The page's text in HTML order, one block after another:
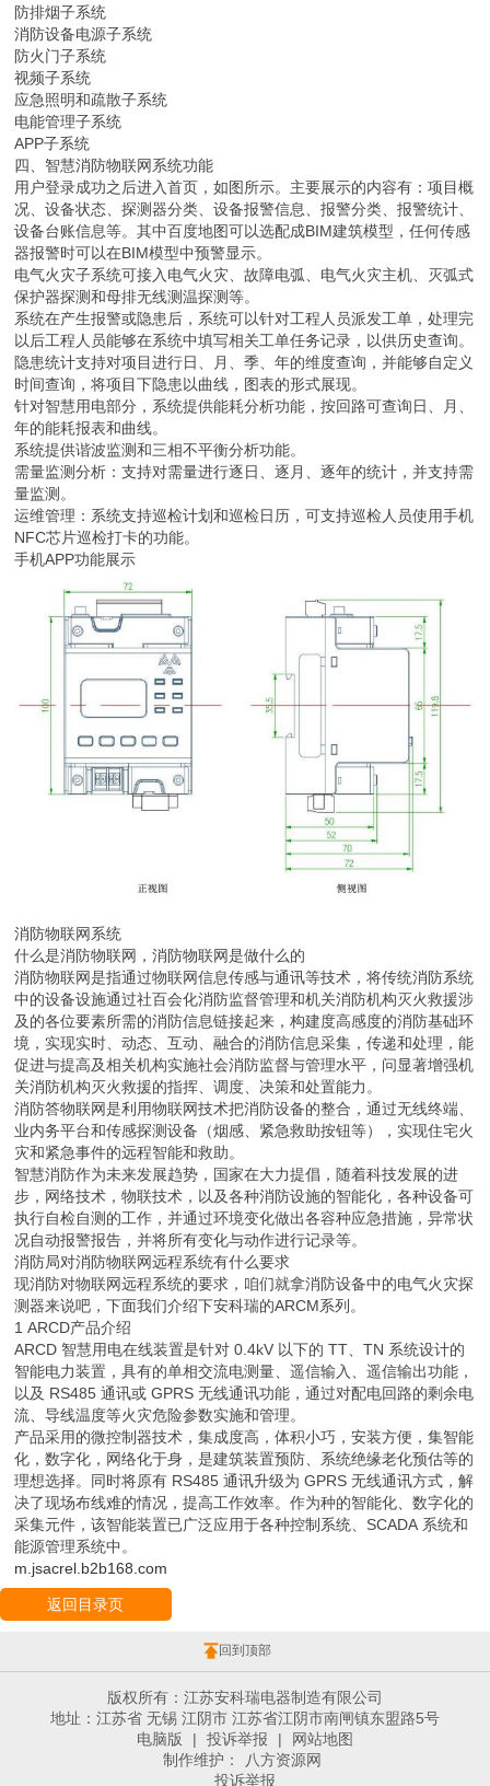
防排烟子系统
消防设备电源子系统
防火门子系统
视频子系统
应急照明和疏散子系统
电能管理子系统
APP子系统
四、智慧消防物联网系统功能
用户登录成功之后进入首页，如图所示。主要展示的内容有：项目概
况、设备状态、探测器分类、设备报警信息、报警分类、报警统计、
设备台账信息等。其中百度地图可以选配成BIM建筑模型，任何传感
器报警时可以在BIM模型中预警显示。
电气火灾子系统可接入电气火灾、故障电弧、电气火灾主机、灭弧式
保护器探测和母排无线测温探测等。
系统在产生报警或隐患后，系统可以针对工程人员派发工单，处理完
以后工程人员能够在系统中填写相关工单任务记录，以供历史查询。
隐患统计支持对项目进行日、月、季、年的维度查询，并能够自定义
时间查询，将项目下隐患以曲线，图表的形式展现。
针对智慧用电部分，系统提供能耗分析功能，按回路可查询日、月、
年的能耗报表和曲线。
系统提供谐波监测和三相不平衡分析功能。
需量监测分析：支持对需量进行逐日、逐月、逐年的统计，并支持需
量监测。
运维管理：系统支持巡检计划和巡检日历，可支持巡检人员使用手机
NFC芯片巡检打卡的功能。
手机APP功能展示
消防物联网系统
什么是消防物联网，消防物联网是做什么的
消防物联网是指通过物联网信息传感与通讯等技术，将传统消防系统
中的设备设施通过社百会化消防监督管理和机关消防机构灭火救援涉
及的各位要素所需的消防信息链接起来，构建度高感度的消防基础环
境，实现实时、动态、互动、融合的消防信息采集，传递和处理，能
促进与提高及相关机构实施社会消防监督与管理水平，问显著增强机
关消防机构灭火救援的指挥、调度、决策和处置能力。
消防答物联网是利用物联网技术把消防设备的整合，通过无线终端、
业内务平台和传感探测设备（烟感、紧急救助按钮等），实现住宅火
灾和紧急事件的远程智能和救助。
智慧消防作为未来发展趋势，国家在大力提倡，随着科技发展的进
步，网络技术，物联技术，以及各种消防设施的智能化，各种设备可
执行自检自测的工作，并通过环境变化做出各容种应急措施，异常状
况自动报警报告，并将所有变化与动作进行记录等。
消防局对消防物联网远程系统有什么要求
现消防对物联网远程系统的要求，咱们就拿消防设备中的电气火灾探
测器来说吧，下面我们介绍下安科瑞的ARCM系列。
1 ARCD产品介绍
ARCD 智慧用电在线装置是针对 0.4kV 以下的 TT、TN 系统设计的
智能电力装置，具有的单相交流电测量、遥信输入、遥信输出功能，
以及 RS485 通讯或 GPRS 无线通讯功能，通过对配电回路的剩余电
流、导线温度等火灾危险参数实施和管理。
产品采用的微控制器技术，集成度高，体积小巧，安装方便，集智能
化，数字化，网络化于身，是建筑装置预防、系统绝缘老化预估等的
理想选择。同时将原有 RS485 通讯升级为 GPRS 无线通讯方式，解
决了现场布线难的情况，提高工作效率。作为种的智能化、数字化的
采集元件，该智能装置已广泛应用于各种控制系统、SCADA 系统和
能源管理系统中。
m.jsacrel.b2b168.com
返回目录页
回到顶部
版权所有：江苏安科瑞电器制造有限公司
地址：江苏省 无锡 江阴市 江苏省江阴市南闸镇东盟路5号
电脑版
| 投诉举报 |
网站地图
制作维护：
八方资源网
投诉举报